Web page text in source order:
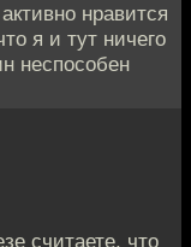
нравится
я и тут ничего
неспособен
считаете, что